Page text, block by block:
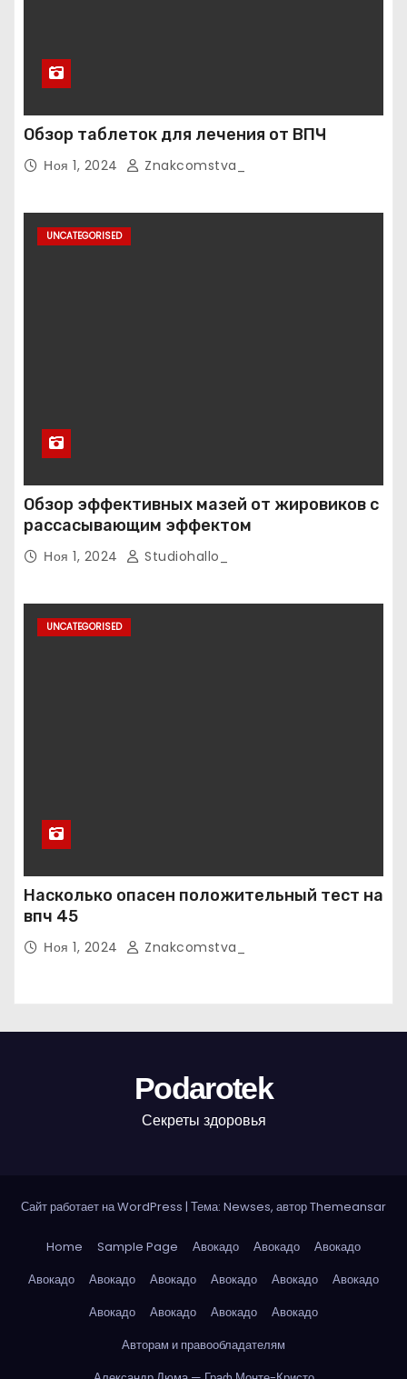
Обзор таблеток для лечения от ВПЧ
Ноя 1, 2024 Znakcomstva_
UNCATEGORISED
Обзор эффективных мазей от жировиков с
рассасывающим эффектом
Ноя 1, 2024 Studiohallo_
UNCATEGORISED
Насколько опасен положительный тест на
впч 45
Ноя 1, 2024 Znakcomstva_
Podarotek
Секреты здоровья
Сайт работает на WordPress | Тема: Newses, авторThemeansar
Home Sample Page Авокадо Авокадо
Авокадо
Авокадо
Авокадо Авокадо Авокадо Авокадо
Авокадо
Авокадо
Авокадо Авокадо
Авокадо
Авторам и правообладателям